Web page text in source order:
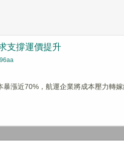
支撐運價提升
漲近70%，航運企業將成本壓力轉